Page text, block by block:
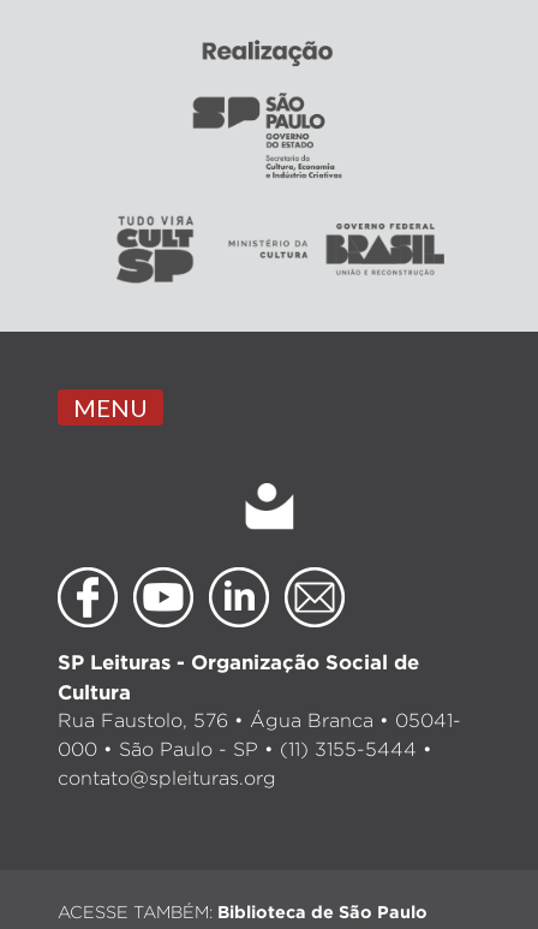
MENU
SP Leituras - Organização Social de
Cultura
Rua Faustolo, 576 • Água Branca • 05041-
000 • São Paulo - SP • (11) 3155-5444 •
contato@spleituras.org
ACESSE TAMBÉM: Biblioteca de São Paulo